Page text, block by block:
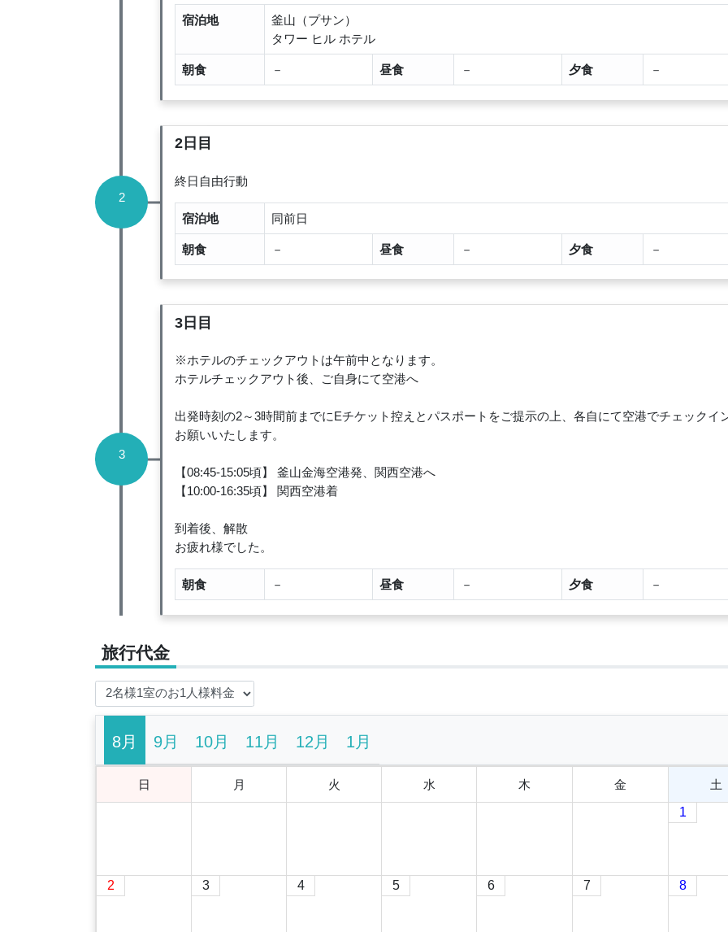
宿泊地
釜山（プサン）
タワー ヒル ホテル
朝食 － 昼食 － 夕食 －
2
2日目
終日自由行動
宿泊地 同前日
朝食 － 昼食 － 夕食 －
3
3日目
※ホテルのチェックアウトは午前中となります。
ホテルチェックアウト後、ご自身にて空港へ
出発時刻の2～3時間前までにEチケット控えとパスポートをご提示の上、各自にて空港でチェックイ
お願いいたします。
【08:45-15:05頃】 釜山金海空港発、関西空港へ
【10:00-16:35頃】 関西空港着
到着後、解散
お疲れ様でした。
朝食 － 昼食 － 夕食 －
旅行代金
8月 9月 10月 11月 12月 1月
日 月 火 水 木 金
土
1
2 3 4 5 6 7 8